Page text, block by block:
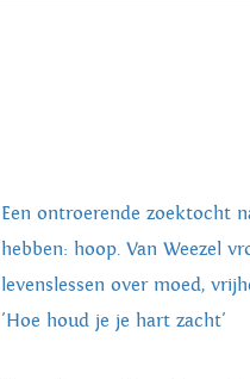
Een ontroerende zoektocht
hebben: hoop. Van Weezel
levenslessen over moed,
'Hoe houd je je hart zacht'